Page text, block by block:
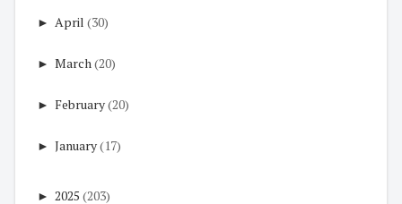
► April (30)
► March(20)
► February(20)
► January(17)
► 2025 (203)